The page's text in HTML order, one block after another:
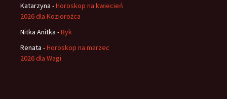
Katarzyna -Horoskop na kwiecień
2026 dla Koziorożca
Nitka Anitka -Byk
Renata -Horoskop na marzec
2026 dla Wagi